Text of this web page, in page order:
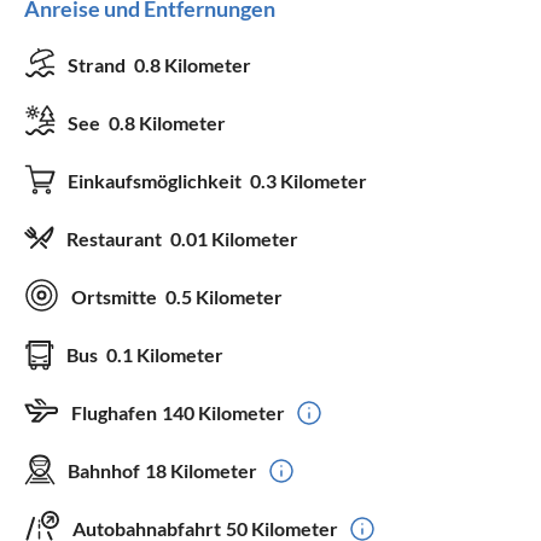
Anreise und Entfernungen
Strand 0.8 Kilometer
See 0.8 Kilometer
Einkaufsmöglichkeit 0.3 Kilometer
Restaurant 0.01 Kilometer
Ortsmitte 0.5 Kilometer
Bus 0.1 Kilometer
Flughafen 140 Kilometer
Bahnhof 18 Kilometer
Autobahnabfahrt 50 Kilometer